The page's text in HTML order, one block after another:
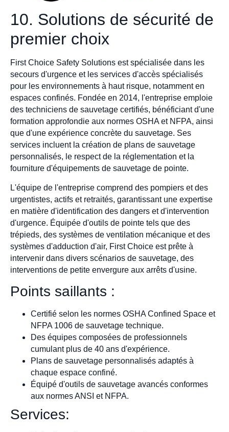
10. Solutions de sécurité de
premier choix
First Choice Safety Solutions est spécialisée dans les
secours d'urgence et les services d'accès spécialisés
pour les environnements à haut risque, notamment en
espaces confinés. Fondée en 2014, l'entreprise emploie
des techniciens de sauvetage certifiés, bénéficiant d'une
formation approfondie aux normes OSHA et NFPA, ainsi
que d'une expérience concrète du sauvetage. Ses
services incluent la création de plans de sauvetage
personnalisés, le respect de la réglementation et la
fourniture d'équipements de sauvetage de pointe.
L'équipe de l'entreprise comprend des pompiers et des
urgentistes, actifs et retraités, garantissant une expertise
en matière d'identification des dangers et d'intervention
d'urgence. Équipée d'outils de pointe tels que des
trépieds, des systèmes de ventilation mécanique et des
systèmes d'adduction d'air, First Choice est prête à
intervenir dans divers scénarios de sauvetage, des
interventions de petite envergure aux arrêts d'usine.
Points saillants :
Certifié selon les normes OSHA Confined Space et
NFPA 1006 de sauvetage technique.
Des équipes composées de professionnels
cumulant plus de 40 ans d'expérience.
Plans de sauvetage personnalisés adaptés à
chaque espace confiné.
Équipé d'outils de sauvetage avancés conformes
aux normes ANSI et NFPA.
Services: